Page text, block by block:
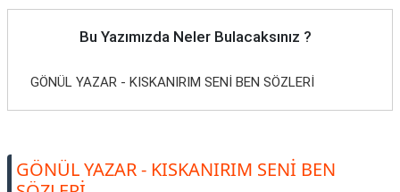
Bu Yazımızda Neler Bulacaksınız ?
GÖNÜL YAZAR - KISKANIRIM SENİ BEN SÖZLERİ
GÖNÜL YAZAR - KISKANIRIM SENİ BEN